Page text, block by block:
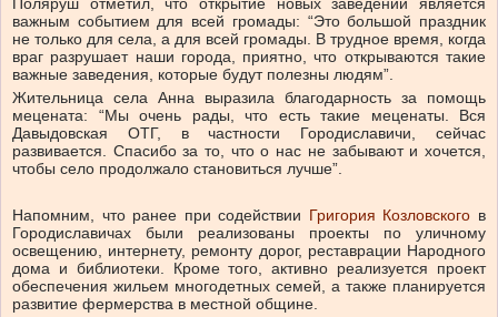
Поляруш отметил, что открытие новых заведений является
важным событием для всей громады: “Это большой праздник
не только для села, а для всей громады. В трудное время, когда
враг разрушает наши города, приятно, что открываются такие
важные заведения, которые будут полезны людям”.
Жительница села Анна выразила благодарность за помощь
мецената: “Мы очень рады, что есть такие меценаты. Вся
Давыдовская ОТГ, в частности Городиславичи, сейчас
развивается. Спасибо за то, что о нас не забывают и хочется,
чтобы село продолжало становиться лучше”.
Напомним, что ранее при содействии Григория Козловского в
Городиславичах были реализованы проекты по уличному
освещению, интернету, ремонту дорог, реставрации Народного
дома и библиотеки. Кроме того, активно реализуется проект
обеспечения жильем многодетных семей, а также планируется
развитие фермерства в местной общине.